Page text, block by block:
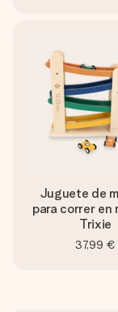
Juguete de
para correr en
Trixie
37,99 €